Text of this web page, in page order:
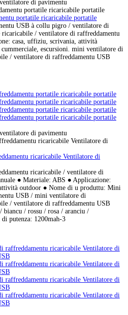
portatile ricaricabile portatile
USB à collu pigro / ventilatore di
/ ventilatore di raffreddamentu
casa, uffiziu, scrivania, attività
escursioni. mini ventilatore di
/ ventilatore di raffreddamentu USB
portatile ricaricabile portatile
portatile ricaricabile portatile
portatile ricaricabile portatile
portatile ricaricabile portatile
ricaricabile Ventilatore di
ricaricabile / ventilatore di
● Materiale: ABS ● Applicazione:
outdoor ● Nome di u produttu: Mini
USB / mini ventilatore di
/ ventilatore di raffreddamentu USB
/ rossu / rosa / aranciu /
putenza: 1200mah-3
raffreddamentu ricaricabile Ventilatore di
raffreddamentu ricaricabile Ventilatore di
raffreddamentu ricaricabile Ventilatore di
raffreddamentu ricaricabile Ventilatore di